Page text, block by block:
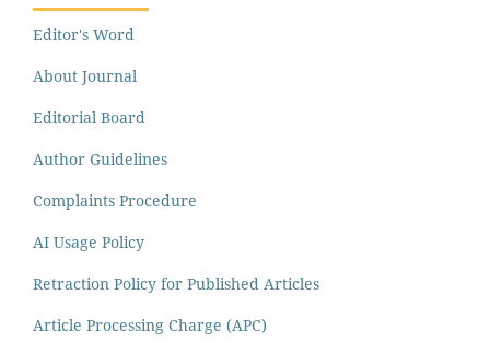
Editor's Word
About Journal
Editorial Board
Author Guidelines
Complaints Procedure
AI Usage Policy
Retraction Policy for Published Articles
Article Processing Charge (APC)